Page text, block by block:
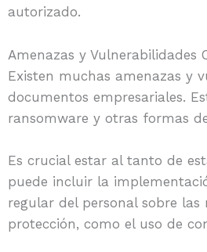
autorizado.
Amenazas y Vulnerabilidades
Existen muchas amenazas y
documentos empresariales.
ransomware y otras formas
Es crucial estar al tanto de
puede incluir la
regular del personal sobre
protección, como el uso de